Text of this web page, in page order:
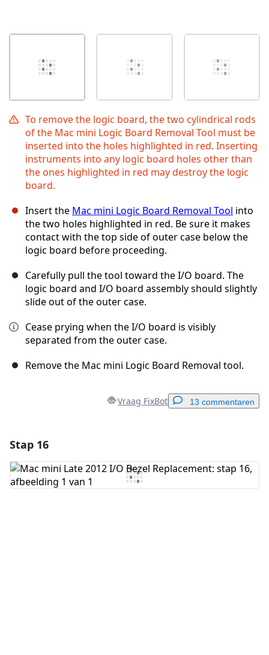
To remove the logic board, the two cylindrical rods
of the Mac mini Logic Board Removal Tool must be
inserted into the holes highlighted in red. Inserting
instruments into any logic board holes other than
the ones highlighted in red may destroy the logic
board.
Insert the Mac mini Logic Board Removal Tool into
the two holes highlighted in red. Be sure it makes
contact with the top side of outer case below the
logic board before proceeding.
Carefully pull the tool toward the I/O board. The
logic board and I/O board assembly should slightly
slide out of the outer case.
Cease prying when the I/O board is visibly
separated from the outer case.
Remove the Mac mini Logic Board Removal tool.
Vraag FixBot 13 commentaren
Voeg opmerking toe
Stap 16